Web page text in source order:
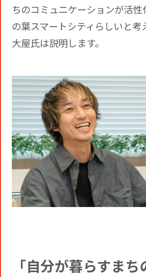
ちのコミュニケーションが活
の葉スマートシティらしいと考
大屋氏は説明します。
「自分が暮らすま